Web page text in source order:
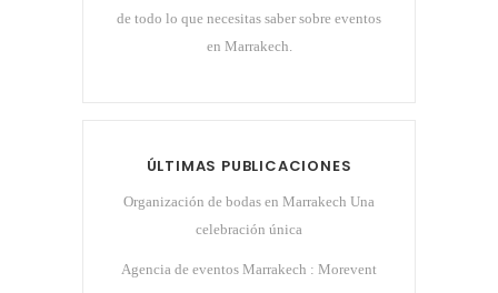
de todo lo que necesitas saber sobre eventos
en Marrakech.
ÚLTIMAS PUBLICACIONES
Organización de bodas en Marrakech Una
celebración única
Agencia de eventos Marrakech : Morevent